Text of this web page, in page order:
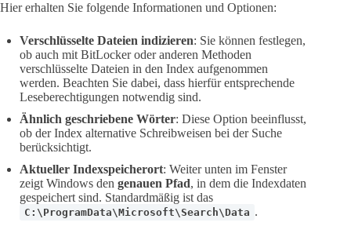
Hier erhalten Sie folgende Informationen und Optionen:
Verschlüsselte Dateien indizieren: Sie können festlegen,
ob auch mit BitLocker oder anderen Methoden
verschlüsselte Dateien in den Index aufgenommen
werden. Beachten Sie dabei, dass hierfür entsprechende
Leseberechtigungen notwendig sind.
Ähnlich geschriebene Wörter: Diese Option beeinflusst,
ob der Index alternative Schreibweisen bei der Suche
berücksichtigt.
Aktueller Indexspeicherort: Weiter unten im Fenster
zeigt Windows den genauen Pfad, in dem die Indexdaten
gespeichert sind. Standardmäßig ist das
C:\ProgramData\Microsoft\Search\Data .